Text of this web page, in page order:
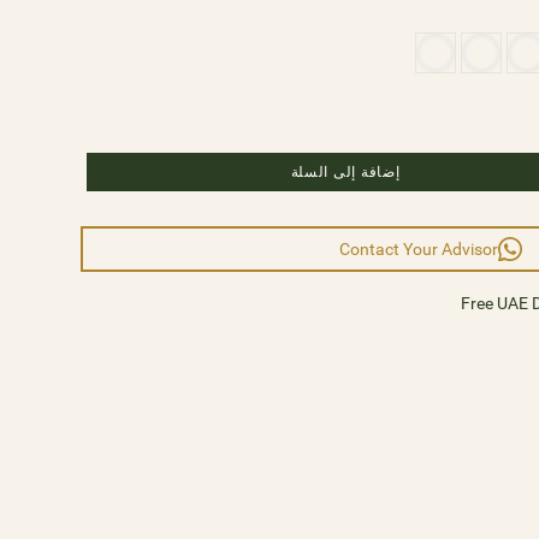
various sizes, 5 different colors
Length:
إضافة إلى السلة
Contact Your Advisor
Free UAE